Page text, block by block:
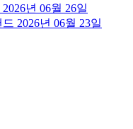
2026년 06월 26일
2026년 06월 23일